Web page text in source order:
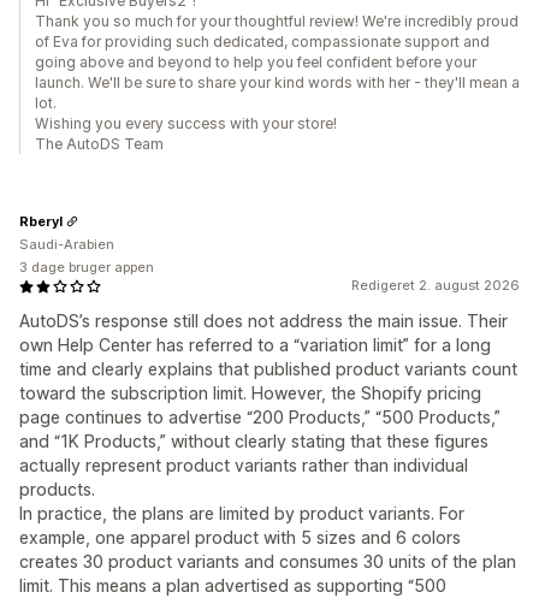
Thank you so much for your thoughtful review! We're incredibly proud
of Eva for providing such dedicated, compassionate support and
going above and beyond to help you feel confident before your
launch. We'll be sure to share your kind words with her - they'll mean a
lot.
Wishing you every success with your store!
The AutoDS Team
Redigeret 2. august 2026
AutoDS’s response still does not address the main issue. Their
own Help Center has referred to a “variation limit” for a long
time and clearly explains that published product variants count
toward the subscription limit. However, the Shopify pricing
page continues to advertise “200 Products,” “500 Products,”
and “1K Products,” without clearly stating that these figures
actually represent product variants rather than individual
products.
In practice, the plans are limited by product variants. For
example, one apparel product with 5 sizes and 6 colors
creates 30 product variants and consumes 30 units of the plan
limit. This means a plan advertised as supporting “500
Rberyl
Saudi-Arabien
3 dage bruger appen